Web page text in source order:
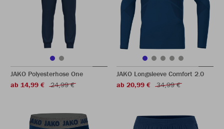
JAKO Polyesterhose One
ab 14,99 €
24,99 €
JAKO Longsleeve Comfort 2.0
ab 20,99 €
34,99 €